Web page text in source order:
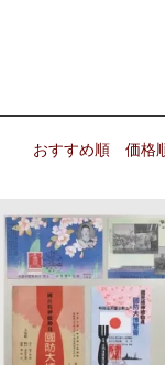
おすすめ順 価格